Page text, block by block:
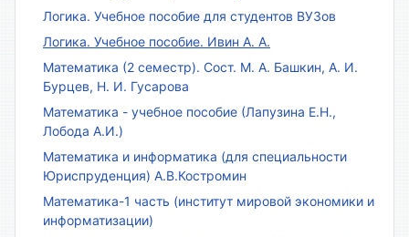
Логика. Учебное пособие для студентов ВУЗов
Логика. Учебное пособие. Ивин А. А.
Математика (2 семестр). Сост. М. А. Башкин, А. И.
Бурцев, Н. И. Гусарова
Математика - учебное пособие (Лапузина Е.Н.,
Лобода А.И.)
Математика и информатика (для специальности
Юриспруденция) А.В.Костромин
Математика-1 часть (институт мировой экономики и
информатизации)